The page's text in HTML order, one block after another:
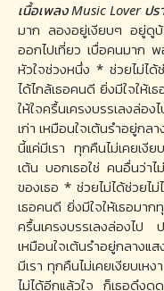
เนื้อเพลง Music Lover ป
มาก ลองอยู่เงียบๆ อยู่ดูบ้
ออกไปเที่ยว เบื่อคนมาก พ
หัวใจช่วงหนึ่ง * ช่วยไม่ได้
ได้ไกล้เธอคนดี ยิ่งมีใจให้เ
ให้ใจครื้นเครงบรรเลงล่อ
เก่า เหมือนใจเต้นรำอยู่กล
นี้แค่มีเรา ทุกคืนไม่เคยเงีย
เต้น บอกเธอใช่ คนอื่นว่าไ
ของเธอ * ช่วยไม่ได้ช่วยไ
เธอคนดี ยิ่งมีใจให้เธอมา
ครื้นเครงบรรเลงล่องไป
เหมือนใจเต้นรำอยู่กลางแ
มีเรา ทุกคืนไม่เคยเงียบเห
ไม่ได้อีกแล้วใจ ก็เธอดึงดู